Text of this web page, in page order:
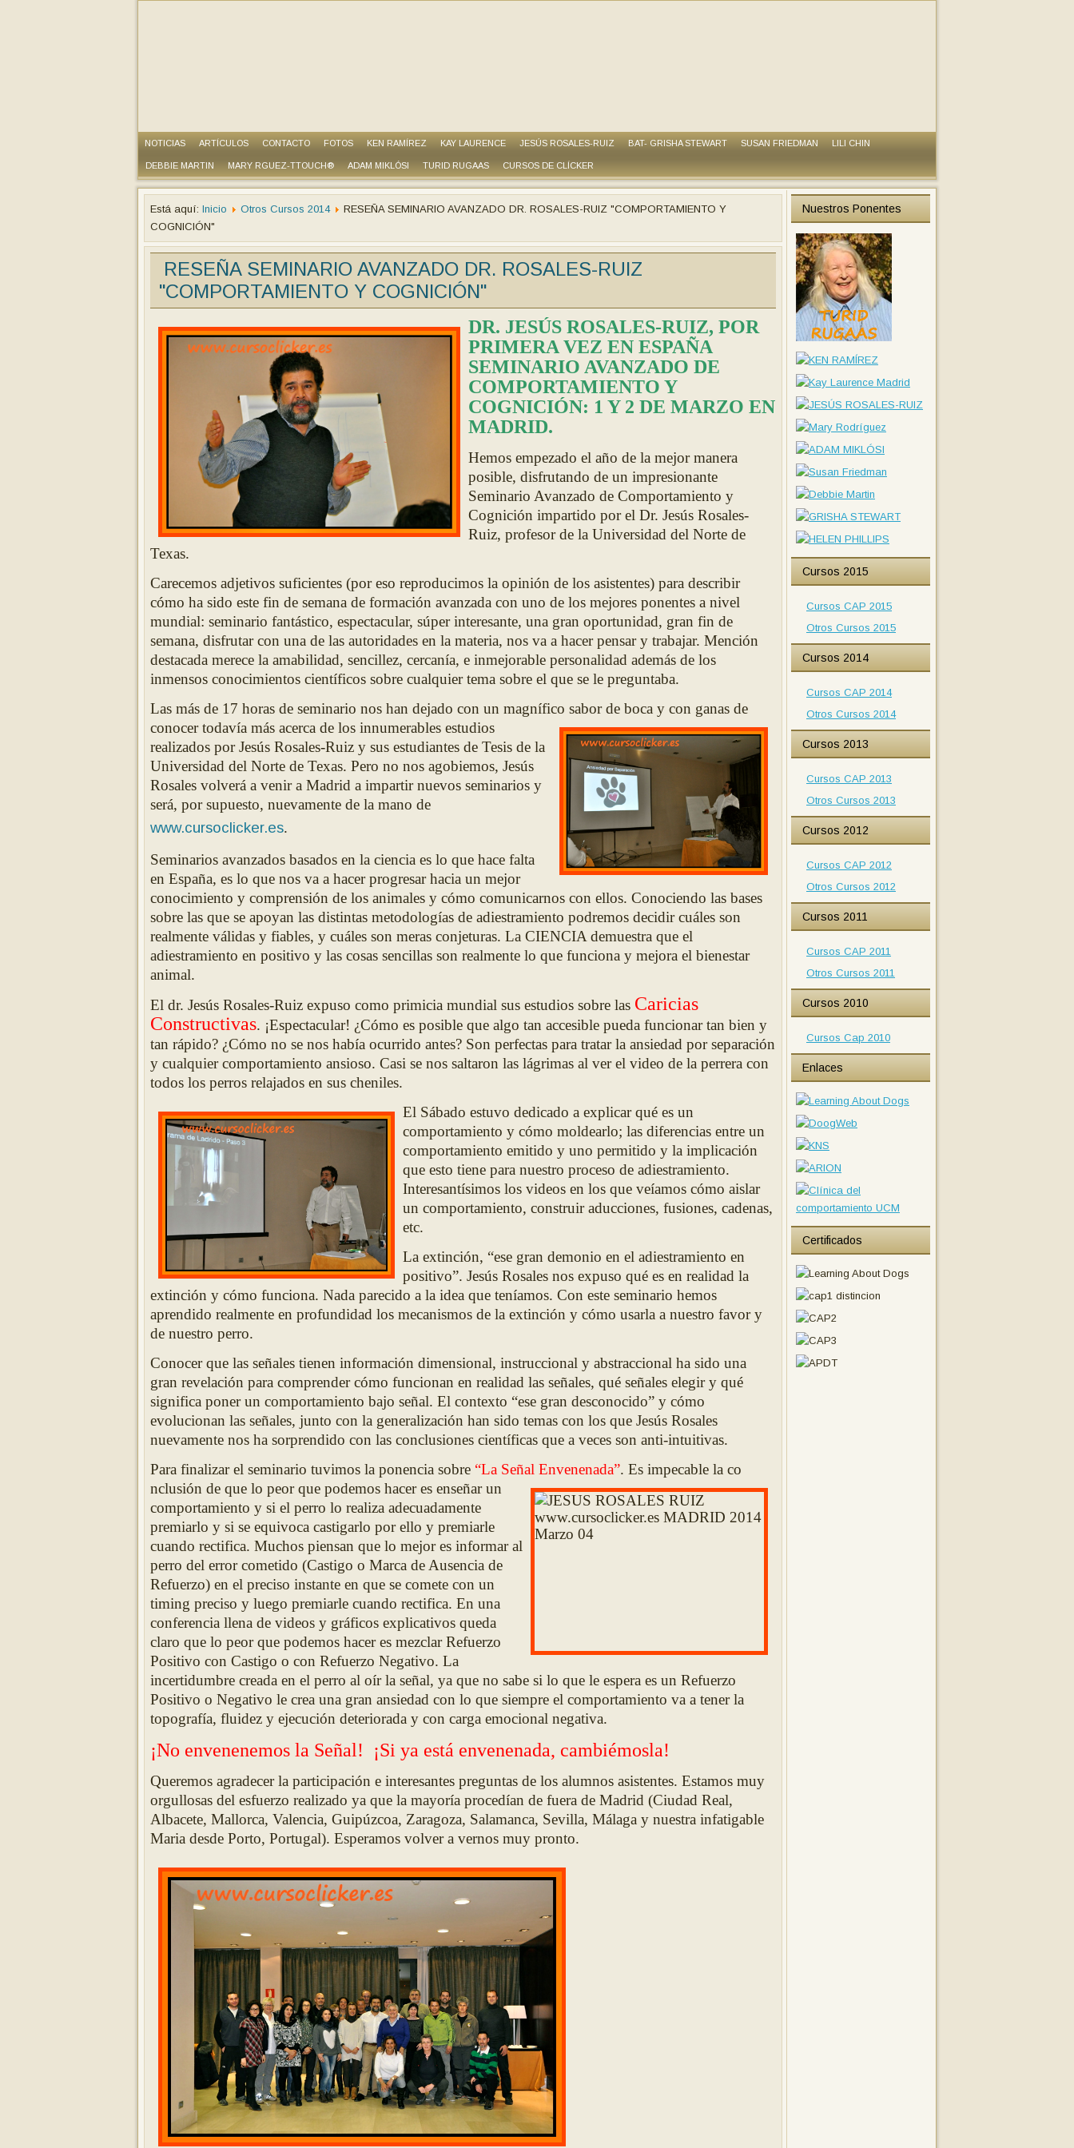
NOTICIAS ARTÍCULOS CONTACTO FOTOS KEN RAMÍREZ KAY LAURENCE JESÚS ROSALES-RUIZ BAT- GRISHA STEWART SUSAN FRIEDMAN LILI CHIN
DEBBIE MARTIN MARY RGUEZ-TTOUCH® ADAM MIKLÓSI TURID RUGAAS CURSOS DE CLÍCKER
Está aquí: Inicio Otros Cursos 2014
RESEÑA SEMINARIO AVANZADO DR. ROSALES-RUIZ "COMPORTAMIENTO Y
COGNICIÓN"
RESEÑA SEMINARIO AVANZADO DR. ROSALES-RUIZ
"COMPORTAMIENTO Y COGNICIÓN"
DR. JESÚS ROSALES-RUIZ, POR
PRIMERA VEZ EN ESPAÑA
SEMINARIO AVANZADO DE
COMPORTAMIENTO Y
COGNICIÓN: 1 Y 2 DE MARZO EN
MADRID.
Hemos empezado el año de la mejor manera
posible, disfrutando de un impresionante
Seminario Avanzado de Comportamiento y
Cognición impartido por el Dr. Jesús Rosales-
Ruiz, profesor de la Universidad del Norte de
Texas.
Carecemos adjetivos suficientes (por eso reproducimos la opinión de los asistentes) para describir
cómo ha sido este fin de semana de formación avanzada con uno de los mejores ponentes a nivel
mundial: seminario fantástico, espectacular, súper interesante, una gran oportunidad, gran fin de
semana, disfrutar con una de las autoridades en la materia, nos va a hacer pensar y trabajar. Mención
destacada merece la amabilidad, sencillez, cercanía, e inmejorable personalidad además de los
inmensos conocimientos científicos sobre cualquier tema sobre el que se le preguntaba.
Las más de 17 horas de seminario nos han dejado con un magnífico sabor de boca y con ganas de
conocer todavía más acerca de los innumerables estudios
realizados por Jesús Rosales-Ruiz y sus estudiantes de Tesis de la
Universidad del Norte de Texas. Pero no nos agobiemos, Jesús
Rosales volverá a venira Madrid a impartir nuevos seminarios y
será, por supuesto, nuevamente de la mano de
www.cursoclicker.es.
Seminarios avanzados basados en la ciencia es lo que hace falta
en España, es lo que nos va a hacer progresar hacia un mejor
conocimiento y comprensión de los animales y cómo comunicarnos con ellos. Conociendo las bases
sobre las que se apoyan las distintas metodologías de adiestramiento podremos decidir cuáles son
realmente válidas y fiables, y cuáles son meras conjeturas. La CIENCIA demuestra que el
adiestramiento en positivo y las cosas sencillas son realmente lo que funciona y mejora el bienestar
animal.
El dr. Jesús Rosales-Ruiz expuso como primicia mundial sus estudios sobre las Caricias
Constructivas. ¡Espectacular! ¿Cómo es posible que algo tan accesible pueda funcionar tan bien y
tan rápido? ¿Cómo no se nos había ocurrido antes? Son perfectas para tratar la ansiedad por separación
y cualquier comportamiento ansioso. Casi se nos saltaron las lágrimas al ver el video de la perrera con
todos los perros relajados en sus cheniles.
El Sábado estuvo dedicado a explicar qué es un
comportamiento y cómo moldearlo; las diferencias entre un
comportamiento emitido y uno permitido y la implicación
que esto tiene para nuestro proceso de adiestramiento.
Interesantísimos los videos en los que veíamos cómo aislar
un comportamiento, construir aducciones, fusiones, cadenas,
etc.
La extinción, “ese gran demonio en el adiestramiento en
positivo”. Jesús Rosales nos expuso qué es en realidad la
extinción y cómo funciona. Nada parecido a la idea que teníamos. Con este seminario hemos
aprendido realmente en profundidad los mecanismos de la extinción y cómo usarla a nuestro favor y
de nuestro perro.
Conocer que las señales tienen información dimensional, instruccional y abstraccional ha sido una
gran revelación para comprender cómo funcionan en realidad las señales, qué señales elegir y qué
significa poner un comportamiento bajo señal. El contexto “ese gran desconocido” y cómo
evolucionan las señales, junto con la generalización han sido temas con los que Jesús Rosales
nuevamente nos ha sorprendido con las conclusiones científicas que a veces son anti-intuitivas.
Para finalizar el seminario tuvimos la ponencia sobre “La Señal Envenenada”. Es impecable la co
nclusión de que lo peor que podemos hacer es enseñar un
comportamiento y si el perro lo realiza adecuadamente
premiarlo y si se equivoca castigarlo por ello y premiarle
cuando rectifica. Muchos piensan que lo mejor es informar al
perro del error cometido (Castigo o Marca de Ausencia de
Refuerzo) en el preciso instante en que se comete con un
timing preciso y luego premiarle cuando rectifica. En una
conferencia llena de videos y gráficos explicativos queda
claro que lo peor que podemos hacer es mezclar Refuerzo
Positivo con Castigo o con Refuerzo Negativo. La
incertidumbre creada en el perro al oír la señal, ya que no sabe si lo que le espera es un Refuerzo
Positivo o Negativo le crea una gran ansiedad con lo que siempre el comportamiento va a tener la
topografía, fluidez y ejecución deteriorada y con carga emocional negativa.
¡No envenenemos la Señal! ¡Si ya está envenenada, cambiémosla!
Queremos agradecer la participación e interesantes preguntas de los alumnos asistentes. Estamos muy
orgullosas del esfuerzo realizado ya que la mayoría procedían de fuera de Madrid (Ciudad Real,
Albacete, Mallorca, Valencia, Guipúzcoa, Zaragoza, Salamanca, Sevilla, Málaga y nuestra infatigable
Maria desde Porto, Portugal). Esperamos volver a vernos muy pronto.
Nuestros Ponentes
Cursos 2015
Cursos CAP 2015
Otros Cursos 2015
Cursos 2014
Cursos CAP 2014
Otros Cursos 2014
Cursos 2013
Cursos CAP 2013
Otros Cursos 2013
Cursos 2012
Cursos CAP 2012
Otros Cursos 2012
Cursos 2011
Cursos CAP 2011
Otros Cursos 2011
Cursos 2010
Cursos Cap 2010
Enlaces
Certificados